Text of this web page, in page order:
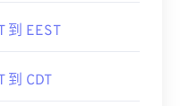
到 EEST
到 CDT